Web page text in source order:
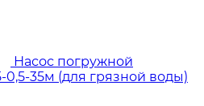
Насос погружной
35м (для грязной воды)